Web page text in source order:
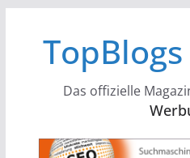
springen
Das offizielle